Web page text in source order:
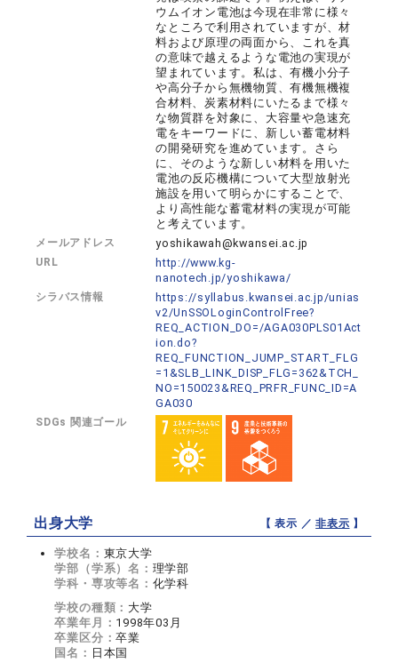
ウムイオン電池は今現在非常に様々
なところで利用されていますが、材
料および原理の両面から、これを真
の意味で越えるような電池の実現が
望まれています。私は、有機小分子
や高分子から無機物質、有機無機複
合材料、炭素材料にいたるまで様々
な物質群を対象に、大容量や急速充
電をキーワードに、新しい蓄電材料
の開発研究を進めています。さら
に、そのような新しい材料を用いた
電池の反応機構について大型放射光
施設を用いて明らかにすることで、
より高性能な蓄電材料の実現が可能
と考えています。
メールアドレス yoshikawah@kwansei.ac.jp
URL
http://www.kg-
nanotech.jp/yoshikawa/
シラバス情報
https://syllabus.kwansei.ac.jp/unias
v2/UnSSOLoginControlFree?
REQ_ACTION_DO=/AGA030PLS01Act
ion.do?
REQ_FUNCTION_JUMP_START_FLG
=1&SLB_LINK_DISP_FLG=362&TCH_
NO=150023&REQ_PRFR_FUNC_ID=A
GA030
SDGs 関連ゴール
出身大学 【 表示 ／非表示 】
学校名： 東京大学
学部（学系）名： 理学部
学科・専攻等名： 化学科
学校の種類： 大学
卒業年月： 1998年03月
卒業区分：卒業
国名： 日本国